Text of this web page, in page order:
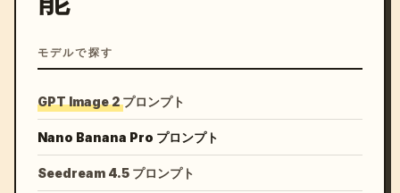
モデルで探す
GPT Image 2 プロンプト
Nano Banana Pro プロンプト
Seedream 4.5 プロンプト